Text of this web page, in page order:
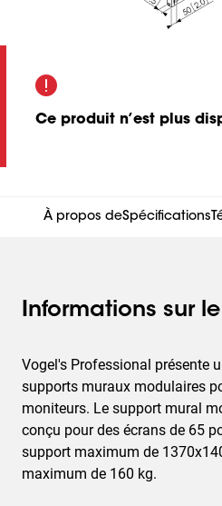
Ce produit n’est plus
À propos deSpécifications
Informations sur
Vogel's Professional présente
supports muraux modulaires
moniteurs. Le support mural
conçu pour des écrans de 65
support maximum de
maximum de 160 kg.